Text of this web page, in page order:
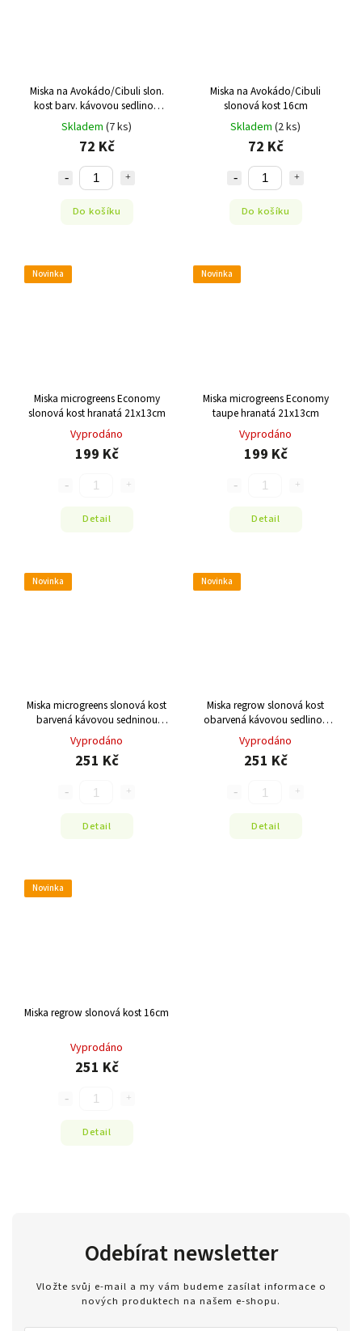
Miska na Avokádo/Cibuli slon.
kost barv. kávovou sedlinou
16cm
Skladem (7 ks)
72 Kč
Do košíku
Miska na Avokádo/Cibuli
slonová kost 16cm
Skladem (2 ks)
72 Kč
Do košíku
Novinka
Miska microgreens Economy
slonová kost hranatá 21x13cm
Vyprodáno
199 Kč
Detail
Novinka
Miska microgreens Economy
taupe hranatá 21x13cm
Vyprodáno
199 Kč
Detail
Novinka
Miska microgreens slonová kost
barvená kávovou sedninou
kulatá 16cm
Vyprodáno
251 Kč
Detail
Novinka
Miska regrow slonová kost
obarvená kávovou sedlinou
16cm
Vyprodáno
251 Kč
Detail
Novinka
Miska regrow slonová kost 16cm
Vyprodáno
251 Kč
Detail
Odebírat newsletter
Vložte svůj e-mail a my vám budeme zasílat informace o
nových produktech na našem e-shopu.